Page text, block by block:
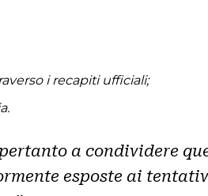
i recapiti ufficiali;
a condividere
esposte ai